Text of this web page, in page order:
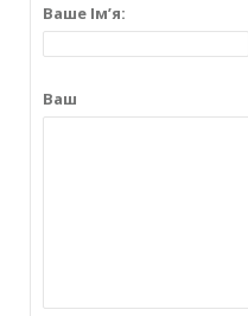
Ваше Ім’я:
Ваш